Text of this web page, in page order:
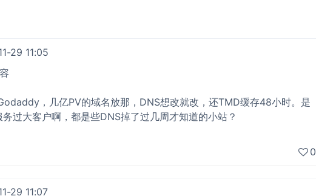
29 11:05
，几亿PV的域名放那，DNS想改就改，还TMD缓存48小时。是
过大客户啊，都是些DNS掉了过几周才知道的小站？
0
29 11:07